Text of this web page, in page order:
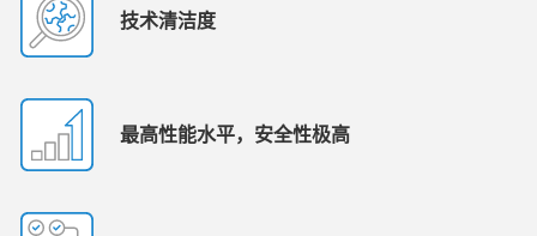
技术清洁度
最高性能水平，安全性极高